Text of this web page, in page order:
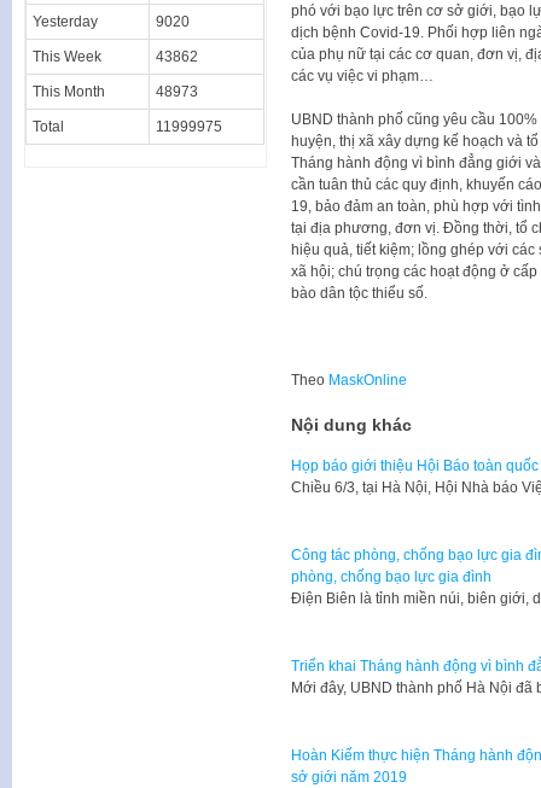
phó với bạo lực trên cơ sở giới, bạo
dịch bệnh Covid-19. Phối hợp liên
của phụ nữ tại các cơ quan, đơn vị,
các vụ việc vi phạm…
UBND thành phố cũng yêu cầu
huyện, thị xã xây dựng kế hoạch và
Tháng hành động vì bình đẳng giới
cần tuân thủ các quy định, khuyến
19, bảo đảm an toàn, phù hợp với
tại địa phương, đơn vị. Đồng thời, tổ
hiệu quả, tiết kiệm; lồng ghép với
xã hội; chú trọng các hoạt động ở
bào dân tộc thiểu số.
Theo MaskOnline
Nội dung khác
Họp báo giới thiệu Hội Báo toàn
Chiều 6/3, tại Hà Nội, Hội Nhà báo
Công tác phòng, chống bạo lực gia
phòng, chống bạo lực gia đình
​Điện Biên là tỉnh miền núi, biên giới,
Triển khai Tháng hành động vì bình
Mới đây, UBND thành phố Hà Nội
Hoàn Kiếm thực hiện Tháng hành
sở giới năm 2019
Yesterday 9020
This Week 43862
This Month 48973
Total 11999975